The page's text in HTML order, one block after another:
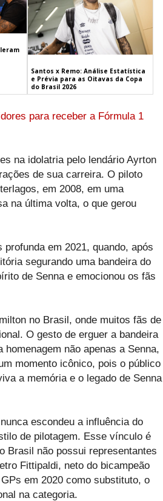
Santos x Remo: Análise Estatística
e Prévia para as Oitavas da Copa
do Brasil 2026
para receber a Fórmula 1
na idolatria pelo lendário Ayrton
de sua carreira. O piloto
em 2008, em uma
na última volta, o que gerou
em 2021, quando, após
segurando uma bandeira do
de Senna e emocionou os fãs
no Brasil, onde muitos fãs de
O gesto de erguer a bandeira
não apenas a Senna,
momento icônico, pois o público
a memória e o legado de Senna
escondeu a influência do
de pilotagem. Esse vínculo é
Brasil não possui representantes
Fittipaldi, neto do bicampeão
em 2020 como substituto, o
na categoria.